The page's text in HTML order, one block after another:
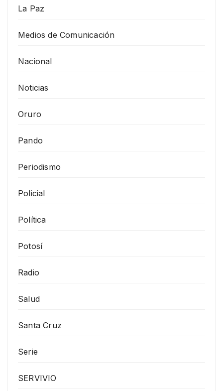
La Paz
Medios de Comunicación
Nacional
Noticias
Oruro
Pando
Periodismo
Policial
Política
Potosí
Radio
Salud
Santa Cruz
Serie
SERVIVIO